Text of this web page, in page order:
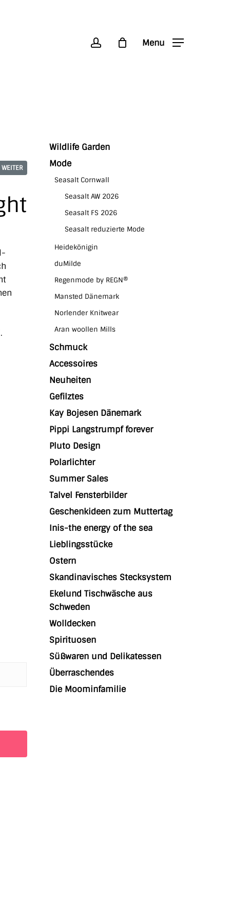
Menu
WEITER
Wildlife Garden
Mode
Seasalt Cornwall
Seasalt AW 2026
Seasalt FS 2026
Seasalt reduzierte Mode
Heidekönigin
duMilde
Regenmode by REGN®
Mansted Dänemark
Norlender Knitwear
Aran woollen Mills
Schmuck
Accessoires
Neuheiten
Gefilztes
Kay Bojesen Dänemark
Pippi Langstrumpf forever
Pluto Design
Polarlichter
Summer Sales
Talvel Fensterbilder
Geschenkideen zum Muttertag
Inis-the energy of the sea
Lieblingsstücke
Ostern
Skandinavisches Stecksystem
Ekelund Tischwäsche aus
Schweden
Wolldecken
Spirituosen
Süßwaren und Delikatessen
Überraschendes
Die Moominfamilie